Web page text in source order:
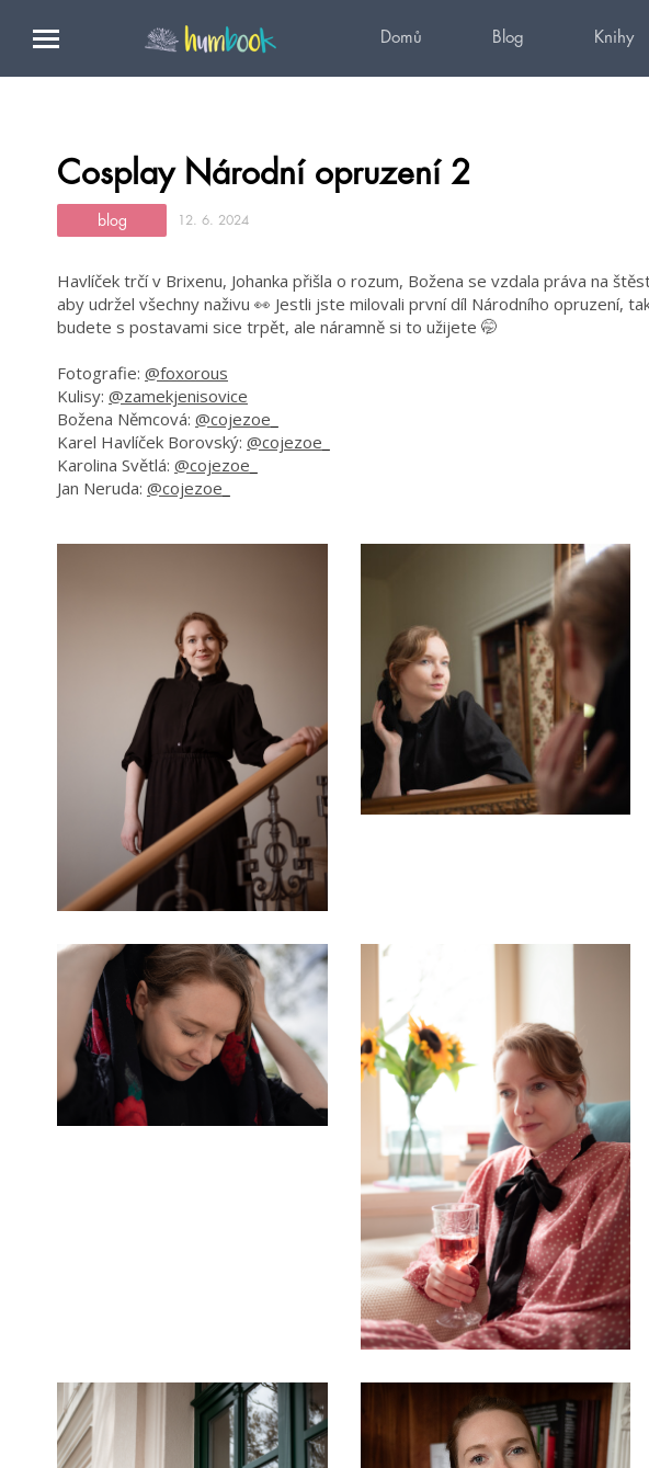
Domů Blog Knihy
Cosplay Národní opruzení 2
blog 12. 6. 2024
Havlíček trčí v Brixenu, Johanka přišla o rozum, Božena se vzdala práva na
aby udržel všechny naživu 👀 Jestli jste milovali první díl Národního opruzení,
budete s postavami sice trpět, ale náramně si to užijete 🤭
Fotografie: @foxorous
Kulisy: @zamekjenisovice
Božena Němcová: @cojezoe_
Karel Havlíček Borovský: @cojezoe_
Karolina Světlá: @cojezoe_
Jan Neruda: @cojezoe_